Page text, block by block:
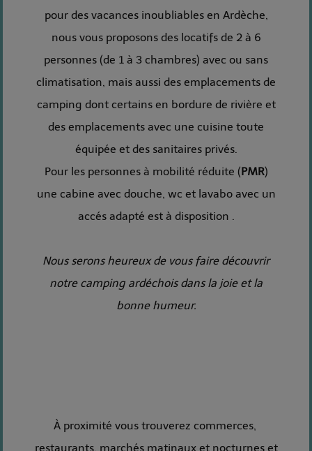
pour des vacances inoubliables en Ardèche,
nous vous proposons des locatifs de 2 à 6
personnes (de 1 à 3 chambres) avec ou sans
climatisation, mais aussi des emplacements de
camping dont certains en bordure de rivière et
des emplacements avec une cuisine toute
équipée et des sanitaires privés.
Pour les personnes à mobilité réduite (PMR)
une cabine avec douche, wc et lavabo avec un
accés adapté est à disposition .
Nous serons heureux de vous faire découvrir
notre camping ardéchois dans la joie et la
bonne humeur.
À proximité vous trouverez commerces,
restaurants, marchés matinaux et nocturnes et